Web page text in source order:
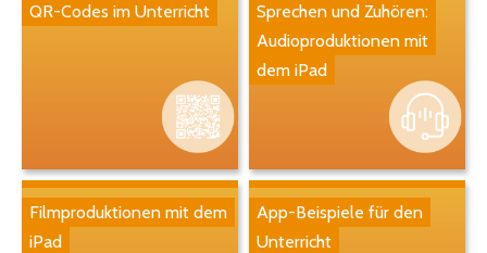
QR-Codes im Unterricht
Sprechen und Zuhören:
Audioproduktionen mit
dem iPad
Filmproduktionen mit dem
iPad
App-Beispiele für den
Unterricht